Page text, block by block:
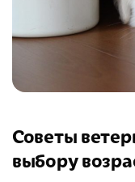
Советы
выбору